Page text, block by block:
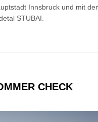
Innsbruck und mit
STUBAI.
CHECK